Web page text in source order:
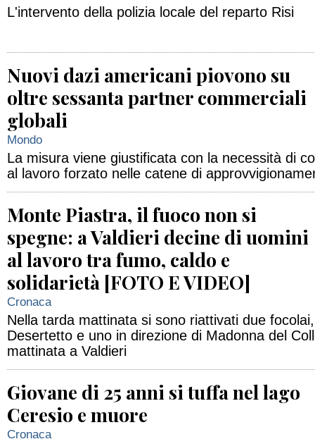
L'intervento della polizia locale del reparto Risi
Nuovi dazi americani piovono su
oltre sessanta partner commerciali
globali
Mondo
La misura viene giustificata con la necessità di
al lavoro forzato nelle catene di
Monte Piastra, il fuoco non si
spegne: a Valdieri decine di uomini
al lavoro tra fumo, caldo e
solidarietà [FOTO E VIDEO]
Cronaca
Nella tarda mattinata si sono riattivati due
Desertetto e uno in direzione di Madonna del
mattinata a Valdieri
Giovane di 25 anni si tuffa nel lago
Ceresio e muore
Cronaca